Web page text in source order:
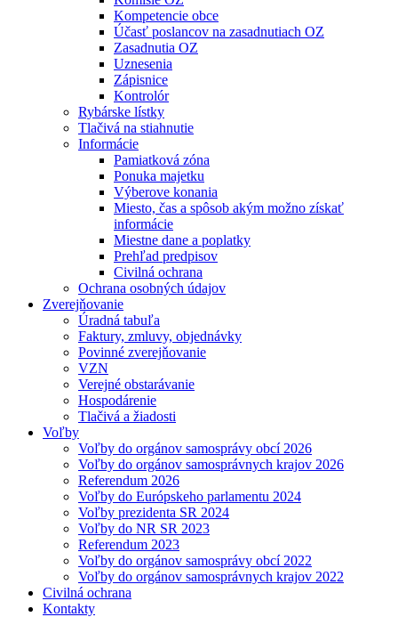
Kompetencie obce
Účasť poslancov na zasadnutiach OZ
Zasadnutia OZ
Uznesenia
Zápisnice
Kontrolór
Rybárske lístky
Tlačivá na stiahnutie
Informácie
Pamiatková zóna
Ponuka majetku
Výberove konania
Miesto, čas a spôsob akým možno získať
informácie
Miestne dane a poplatky
Prehľad predpisov
Civilná ochrana
Ochrana osobných údajov
Zverejňovanie
Úradná tabuľa
Faktury, zmluvy, objednávky
Povinné zverejňovanie
VZN
Verejné obstarávanie
Hospodárenie
Tlačivá a žiadosti
Voľby
Voľby do orgánov samosprávy obcí 2026
Voľby do orgánov samosprávnych krajov 2026
Referendum 2026
Voľby do Európskeho parlamentu 2024
Voľby prezidenta SR 2024
Voľby do NR SR 2023
Referendum 2023
Voľby do orgánov samosprávy obcí 2022
Voľby do orgánov samosprávnych krajov 2022
Civilná ochrana
Kontakty